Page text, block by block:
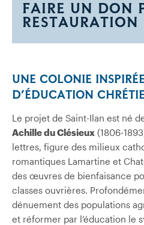
FAIRE UN DON
RESTAURATION
UNE COLONIE
D’ÉDUCATION
Le projet de Saint-Ilan est né
Achille du Clésieux (1806-
lettres, figure des milieux
romantiques Lamartine et
des œuvres de bienfaisance
classes ouvrières.
dénuement des populations
et réformer par l’éducation le